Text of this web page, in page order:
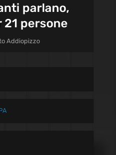
parlano,
persone
Addiopizzo